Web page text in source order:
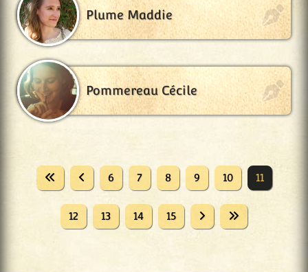
Plume Maddie
Pommereau Cécile
6 7 8 9 10 11
12 13 14 15